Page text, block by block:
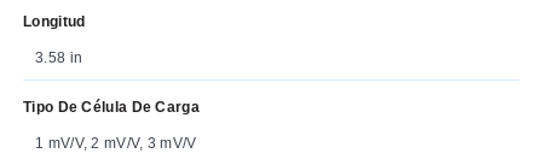
Longitud
3.58 in
Tipo De Célula De Carga
1 mV/V, 2 mV/V, 3 mV/V